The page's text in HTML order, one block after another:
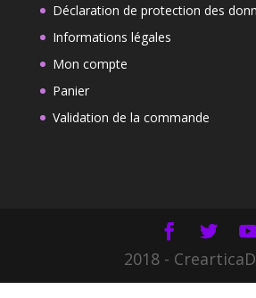
Déclaration de protection des
Informations légales
Mon compte
Panier
Validation de la commande
2018 -